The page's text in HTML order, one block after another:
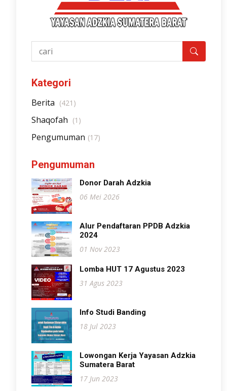
Kategori
Berita (421)
Shaqofah (1)
Pengumuman (17)
Pengumuman
Donor Darah Adzkia
06 Mei 2026
Alur Pendaftaran PPDB Adzkia
2024
01 Nov 2023
Lomba HUT 17 Agustus 2023
31 Agus 2023
Info Studi Banding
18 Jul 2023
Lowongan Kerja Yayasan Adzkia
Sumatera Barat
17 Jun 2023